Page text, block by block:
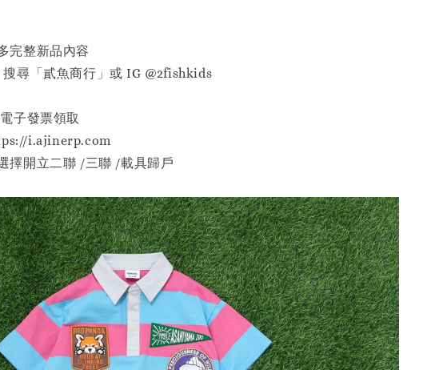
完整新品內容
尋「貳魚商行」或 IG @2fishkids
子發票領取
i.ajinerp.com
擇開立二聯 /三聯 /載具歸戶